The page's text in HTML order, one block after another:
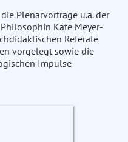
Plenarvorträge u.a. der
Käte Meyer-
Referate
vorgelegt sowie die
Impulse